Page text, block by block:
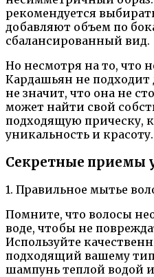
рекомендуется
добавляют объем по
сбалансированный вид.
Но несмотря на то, что
Кардашьян не подходит
не значит, что она не
может найти свой
подходящую прическу,
уникальность и красоту.
Секретные приемы
1. Правильное мытье
Помните, что волосы
воде, чтобы не
Используйте
подходящий вашему
шампунь теплой водой